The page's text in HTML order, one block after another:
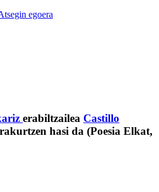
egoera
erabiltzailea Castillo
hasi da (Poesia Elkat,